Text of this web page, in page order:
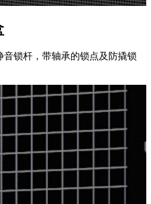
锁杆，带轴承的锁点及防撬锁